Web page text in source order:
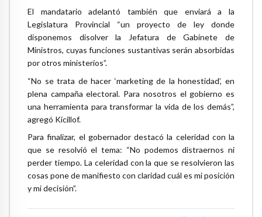
El mandatario adelantó también que enviará a la
Legislatura Provincial “un proyecto de ley donde
disponemos disolver la Jefatura de Gabinete de
Ministros, cuyas funciones sustantivas serán absorbidas
por otros ministerios”.
“No se trata de hacer ‘marketing de la honestidad’, en
plena campaña electoral. Para nosotros el gobierno es
una herramienta para transformar la vida de los demás”,
agregó Kicillof.
Para finalizar, el gobernador destacó la celeridad con la
que se resolvió el tema: “No podemos distraernos ni
perder tiempo. La celeridad con la que se resolvieron las
cosas pone de manifiesto con claridad cuál es mi posición
y mi decisión”.